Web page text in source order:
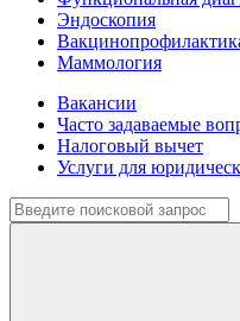
Эндоскопия
Маммология
Вакансии
Часто задаваемые
Налоговый вычет
Услуги для